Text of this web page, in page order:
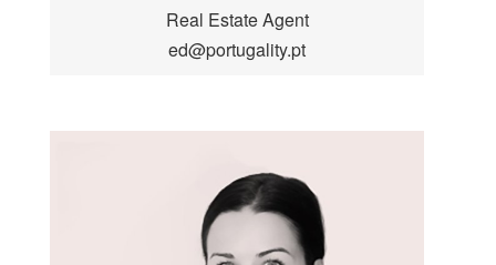
Real Estate Agent
ed@portugality.pt